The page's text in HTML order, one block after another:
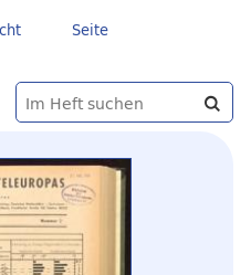
Seite